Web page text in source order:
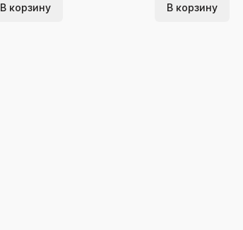
В корзину В корзину